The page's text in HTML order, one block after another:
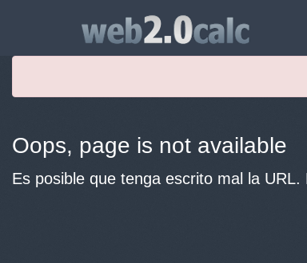
Oops, page is not available
Es posible que tenga escrito mal la